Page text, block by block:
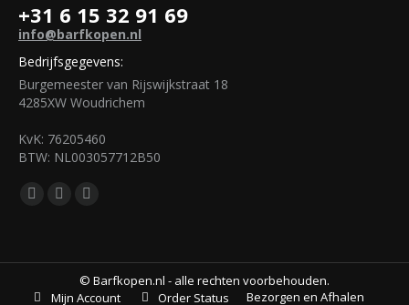
+31 6 15 32 91 69
info@barfkopen.nl
Bedrijfsgegevens:
Burgemeester van Rijswijkstraat 18
4285XW Woudrichem
KvK: 76205460
BTW: NL003057712B50
Vind ons op:
Facebook
new
Mail
new
WhatsApp
in
new
© Barfkopen.nl - alle rechten voorbehouden.
Mijn Account
Order Status Bezorgen en Afhalen